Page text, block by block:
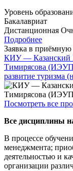
Уровень
Бакалавриат
Дистанционная
Подробнее
Заявка в
КИУ — Казанский
Тимирясова
развитие туризма
Посмотреть все
Все дисциплины
В процессе
менеджмента;
деятельностью и
организации